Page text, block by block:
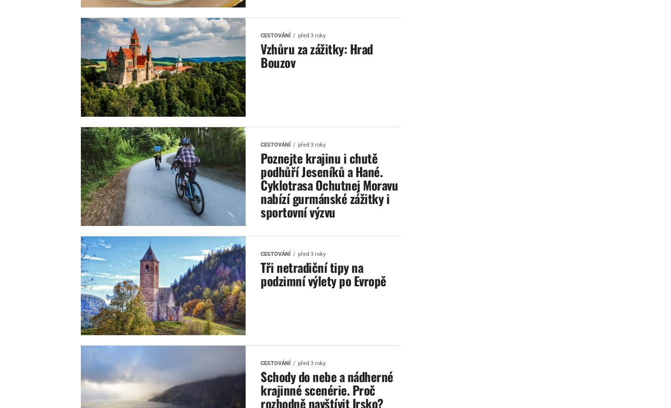
CESTOVÁNÍ před 3 roky
Vzhůru za zážitky: Hrad
Bouzov
CESTOVÁNÍ před 3 roky
Poznejte krajinu i chutě
podhůří Jeseníků a Hané.
Cyklotrasa Ochutnej Moravu
nabízí gurmánské zážitky i
sportovní výzvu
CESTOVÁNÍ před 3 roky
Tři netradiční tipy na
podzimní výlety po Evropě
CESTOVÁNÍ před 3 roky
Schody do nebe a nádherné
krajinné scenérie. Proč
rozhodně navštívit Irsko?